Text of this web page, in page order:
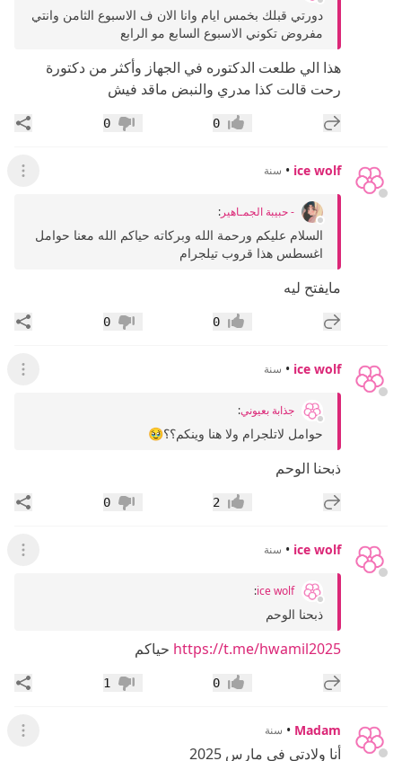
دورتي قبلك بخمس ايام وانا الان ف الاسبوع الثامن وانتي
مفروض تكوني الاسبوع السابع مو الرابع
هذا الي طلعت الدكتوره في الجهاز وأكثر من دكتورة
رحت قالت كذا مدري والنبض ماقد فيش
إضافة رد جديد إعجاب0 عدم إعجاب
0
ice wolf
• سنة عرض
- حبيبة الجمـاهير:
السلام عليكم ورحمة الله وبركاته حياكم الله معنا حوامل
اغسطس هذا قروب تيلجرام
مايفتح ليه
إضافة رد جديد إعجاب0 عدم إعجاب
0
ice wolf
• سنة عرض
جذابة بعيوني:
حوامل لاتلجرام ولا هنا وينكم؟؟🥹
ذبحنا الوحم
إضافة رد جديد إعجاب2 عدم إعجاب
0
ice wolf
• سنة عرض
ice wolf
:
ذبحنا الوحم
https://t.me/hwamil2025 حياكم
إضافة رد جديد إعجاب0 عدم إعجاب
1
Madam
• سنة عرض
أنا ولادتي في مارس 2025